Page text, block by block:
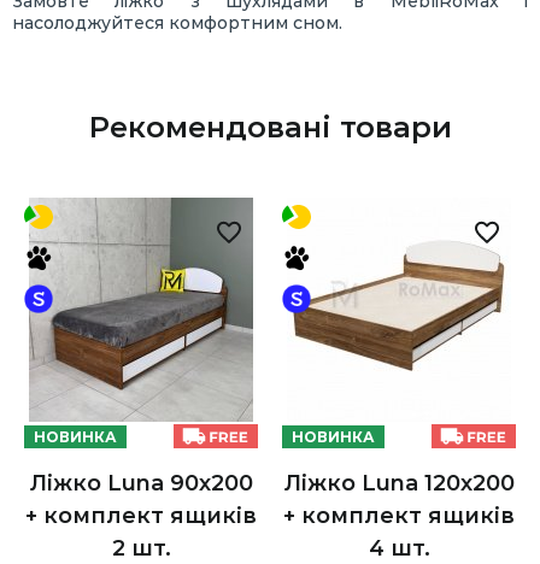
насолоджуйтеся комфортним сном.
Рекомендовані товари
НОВИНКА
Ліжко Luna 90х200
+ комплект ящиків
2 шт.
НОВИНКА
Ліжко Luna 120х200
+ комплект ящиків
4 шт.